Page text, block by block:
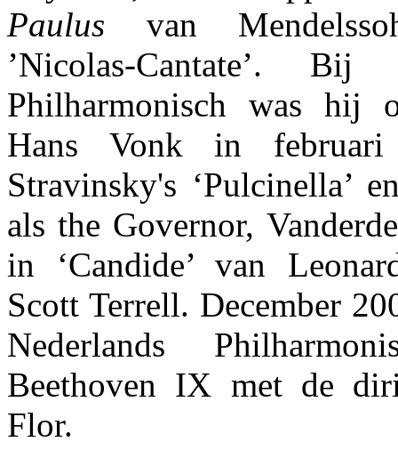
Paulus van
’Nicolas-Cantate’. Bij
Philharmonisch was hij
Hans Vonk in
Stravinsky's ‘Pulcinella’
als the Governor,
in ‘Candide’ van
Scott Terrell. December
Nederlands
Beethoven IX met de
Flor.